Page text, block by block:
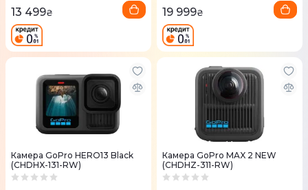
13 499₴ 19 999₴
Камера GoPro HERO13 Black
(CHDHX-131-RW)
Камера GoPro MAX 2 NEW
(CHDHZ-311-RW)